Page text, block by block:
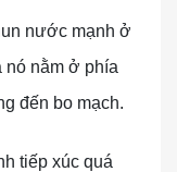
nước mạnh ở
nó nằm ở phía
đến bo mạch.
tiếp xúc quá